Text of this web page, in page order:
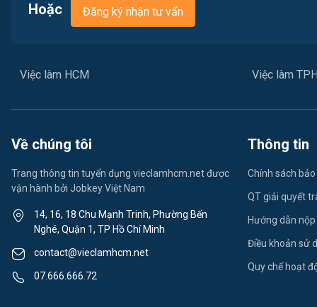
Hoặc Đăng ký nhận tư vấn
Việc làm HCM Việc làm
Về chúng tôi
Trang thông tin tuyển dụng vieclamhcm.net được
vận hành bởi Jobkey Việt Nam
14, 16, 18 Chu Mạnh Trinh, Phường Bến
Nghé, Quận 1, TP Hồ Chí Minh
contact@vieclamhcm.net
07.666.666.72
Thông tin
Chính sách
QT giải quyết
Hướng dẫn
Điều khoản sử
Quy chế hoạt